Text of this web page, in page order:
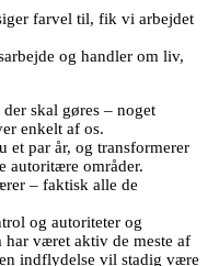
farvel til, fik vi arbejdet
og handler om liv,
skal gøres – noget
enkelt af os.
et par år, og transformerer
autoritære områder.
– faktisk alle de
og autoriteter og
været aktiv de meste af
indflydelse vil stadig være